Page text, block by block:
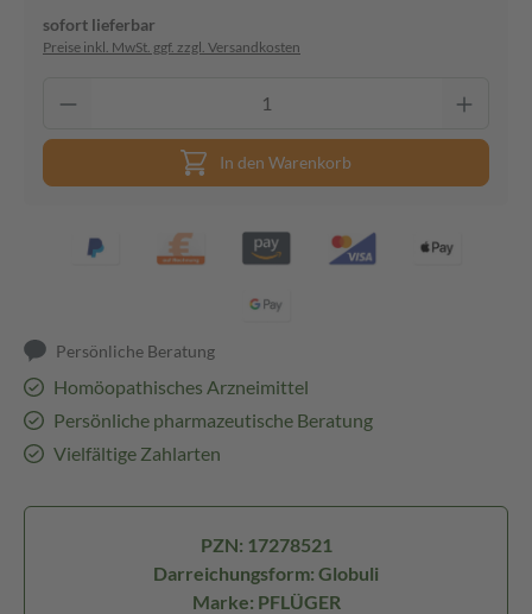
sofort lieferbar
Preise inkl. MwSt. ggf. zzgl. Versandkosten
In den Warenkorb
Persönliche Beratung
Homöopathisches Arzneimittel
Persönliche pharmazeutische Beratung
Vielfältige Zahlarten
PZN: 17278521
Darreichungsform: Globuli
Marke: PFLÜGER